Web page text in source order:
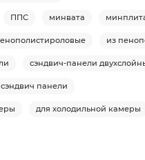
ППС минвата
из
сэндвич-панели
панели
для холодильной камеры